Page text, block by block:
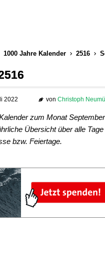
1000 Jahre Kalender 2516
2022 von Christoph
zum Monat
Übersicht über alle
bzw. Feiertage.